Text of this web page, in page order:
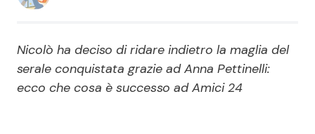
Persone Scomparse
Politica Reality e Talent
Soap Opera
Nicolò ha deciso di ridare indietro la maglia del
serale conquistata grazie ad Anna Pettinelli:
ecco che cosa è successo ad Amici 24